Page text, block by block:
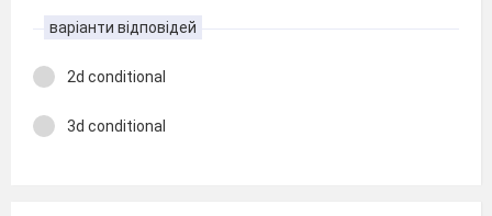
варіанти відповідей
2d conditional
3d conditional